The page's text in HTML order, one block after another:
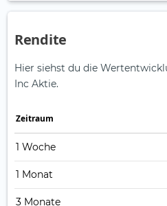
Rendite
Hier siehst du die
Inc Aktie.
Zeitraum
1 Woche
1 Monat
3 Monate